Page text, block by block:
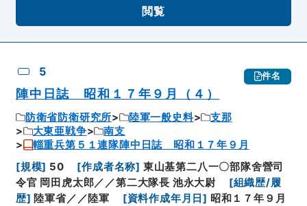
閲覧
5 件名
陣中日誌 昭和１７年９月（４）
防衛省防衛研究所 陸軍一般史料
支那
大東亜戦争
南支
輜重兵第５１連隊陣中日誌 昭和１７年９月
[規模] 50 [作成者名称] 東山基第二八一〇部隊舍營司
令官 岡田虎太郎／／第二大隊長 池永大尉
[組織歴/履
歴] 陸軍省／／陸軍 [資料作成年月日] 昭和１７年９月